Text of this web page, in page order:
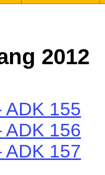
2012
ADK 155
ADK 156
ADK 157